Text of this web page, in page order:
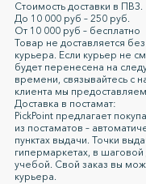
Стоимость доставки в ПВЗ.
До 10 000 руб – 250 руб.
От 10 000 руб – бесплатно
Товар не доставляется
курьера. Если курьер не
будет перенесена на
времени, связывайтесь с
клиента мы
Доставка в постамат:
PickPoint предлагает
из постаматов –
пунктах выдачи. Точки
гипермаркетах, в
учебой. Свой заказ вы
курьера.